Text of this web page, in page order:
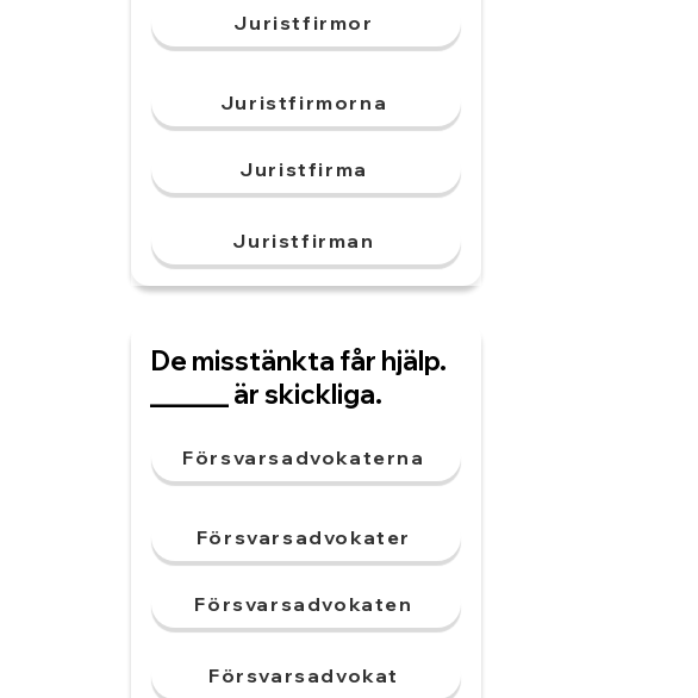
Juristfirmor
Juristfirmorna
Juristfirma
Juristfirman
De misstänkta får hjälp.
______ är skickliga.
Försvarsadvokaterna
Försvarsadvokater
Försvarsadvokaten
Försvarsadvokat